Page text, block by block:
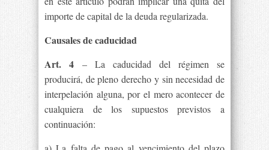
importe de capital de la deuda regularizada.
Causales de caducidad
Art. 4 – La caducidad del régimen se
producirá, de pleno derecho y sin necesidad de
interpelación alguna, por el mero acontecer de
cualquiera de los supuestos previstos a
continuación: